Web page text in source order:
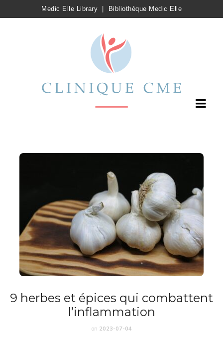
Medic Elle Library Bibliothèque Medic Elle
9 herbes et épices qui combattent
l’inflammation
on 2023-07-04